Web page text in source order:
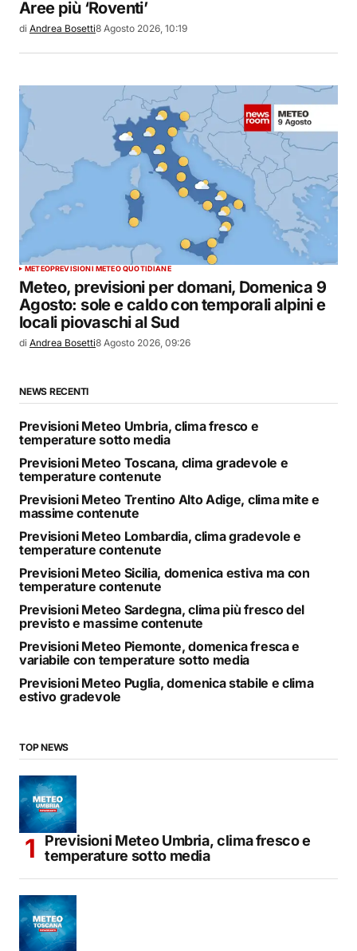
Aree più ‘Roventi’
di Andrea Bosetti8 Agosto 2026, 10:19
METEOPREVISIONI METEO QUOTIDIANE
Meteo, previsioni per domani, Domenica 9
Agosto: sole e caldo con temporali alpini e
locali piovaschi al Sud
di Andrea Bosetti8 Agosto 2026, 09:26
NEWS RECENTI
Previsioni Meteo Umbria, clima fresco e
temperature sotto media
Previsioni Meteo Toscana, clima gradevole e
temperature contenute
Previsioni Meteo Trentino Alto Adige, clima mite e
massime contenute
Previsioni Meteo Lombardia, clima gradevole e
temperature contenute
Previsioni Meteo Sicilia, domenica estiva ma con
temperature contenute
Previsioni Meteo Sardegna, clima più fresco del
previsto e massime contenute
Previsioni Meteo Piemonte, domenica fresca e
variabile con temperature sotto media
Previsioni Meteo Puglia, domenica stabile e clima
estivo gradevole
TOP NEWS
Previsioni Meteo Umbria, clima fresco e
temperature sotto media